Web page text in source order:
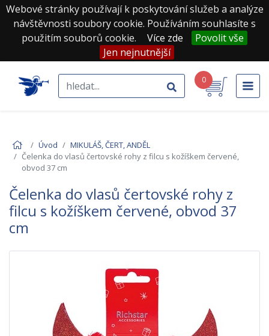
Webové stránky používají k poskytování služeb a analýze
návštěvnosti soubory cookie. Používáním souhlasíte s
použitím souborů cookie.
Více zde
Povolit vše
Jen nejnutnější
0
Úvod
MIKULÁŠ, ČERT, ANDĚL
Čelenka do vlasů čertovské rohy z filcu s kožíškem červené,
obvod 37 cm
Čelenka do vlasů čertovské rohy z
filcu s kožíškem červené, obvod 37
cm